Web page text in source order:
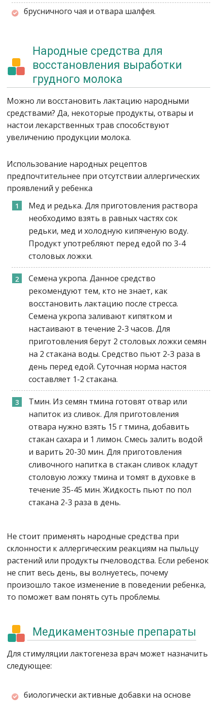
брусничного чая и отвара шалфея.
Народные средства для
восстановления выработки
грудного молока
Можно ли восстановить лактацию народными
средствами? Да, некоторые продукты, отвары и
настои лекарственных трав способствуют
увеличению продукции молока.
Использование народных рецептов
предпочтительнее при отсутствии аллергических
проявлений у ребенка
Мед и редька. Для приготовления раствора
необходимо взять в равных частях сок
редьки, мед и холодную кипяченую воду.
Продукт употребляют перед едой по 3-4
столовых ложки.
Семена укропа. Данное средство
рекомендуют тем, кто не знает, как
восстановить лактацию после стресса.
Семена укропа заливают кипятком и
настаивают в течение 2-3 часов. Для
приготовления берут 2 столовых ложки семян
на 2 стакана воды. Средство пьют 2-3 раза в
день перед едой. Суточная норма настоя
составляет 1-2 стакана.
Тмин. Из семян тмина готовят отвар или
напиток из сливок. Для приготовления
отвара нужно взять 15 г тмина, добавить
стакан сахара и 1 лимон. Смесь залить водой
и варить 20-30 мин. Для приготовления
сливочного напитка в стакан сливок кладут
столовую ложку тмина и томят в духовке в
течение 35-45 мин. Жидкость пьют по пол
стакана 2-3 раза в день.
Не стоит применять народные средства при
склонности к аллергическим реакциям на пыльцу
растений или продукты пчеловодства. Если ребенок
не спит весь день, вы волнуетесь, почему
произошло такое изменение в поведении ребенка,
то поможет вам понять суть проблемы.
Медикаментозные препараты
Для стимуляции лактогенеза врач может назначить
следующее:
биологически активные добавки на основе